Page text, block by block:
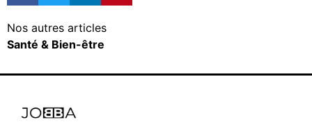
Nos autres articles
Santé & Bien-être